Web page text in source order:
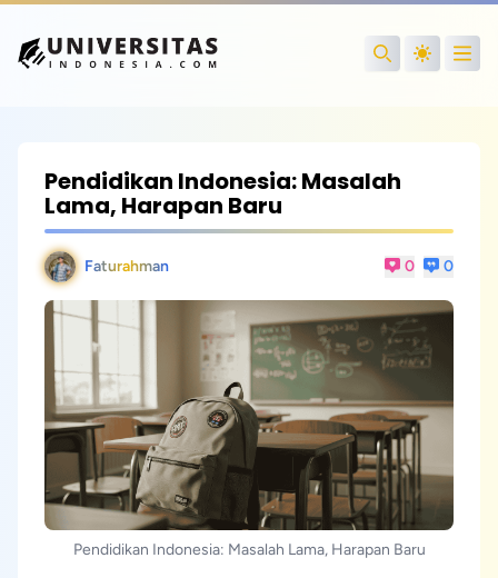
Search
Pendidikan Indonesia: Masalah
Lama, Harapan Baru
Faturahman 0 0
Pendidikan Indonesia: Masalah Lama, Harapan Baru